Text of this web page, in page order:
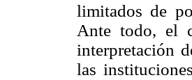
limitados de
Ante todo, el
interpretación
las